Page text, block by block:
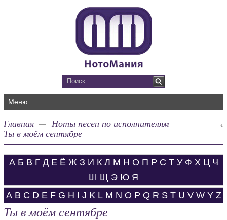
Меню
Главная
Ноты песен по исполнителям
Ты в моём сентябре
А Б В Г Д Е Ё Ж З И К Л М Н О П Р С Т У Ф Х Ц Ч
Ш Щ Э Ю Я
A B C D E F G H I J K L M N O P Q R S T U V W Y Z
Ты в моём сентябре